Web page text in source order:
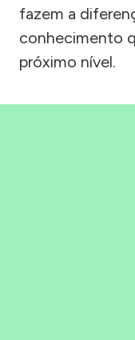
fazem a
conhecimento
próximo nível.